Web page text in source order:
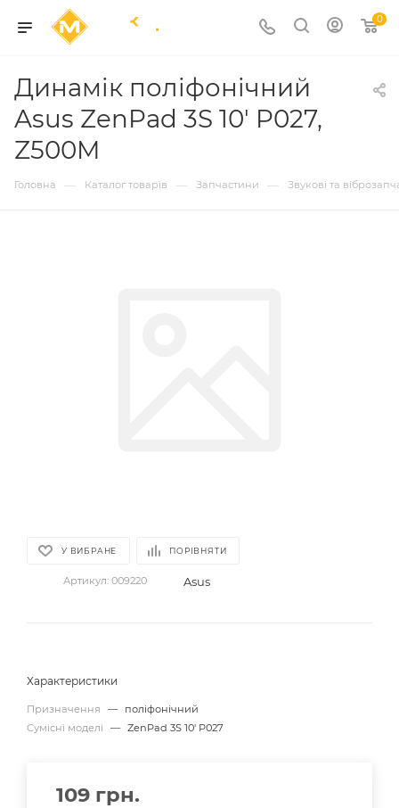
0
Динамік поліфонічний
Asus ZenPad 3S 10' P027,
Z500M
Головна — Каталог товарів — Запчастини — Звукові та
У ВИБРАНЕ ПОРІВНЯТИ
Артикул: 009220 Asus
Характеристики
Призначення —
поліфонічний
Сумісні моделі
— ZenPad 3S 10' P027
109 грн.